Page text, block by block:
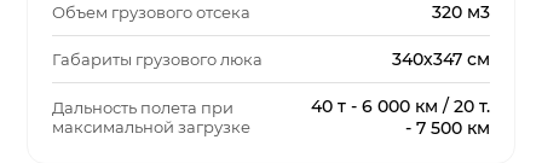
Объем грузового отсека 320 м3
Габариты грузового люка 340х347 см
Дальность полета при
максимальной загрузке
40 т - 6 000 км / 20 т.
- 7 500 км